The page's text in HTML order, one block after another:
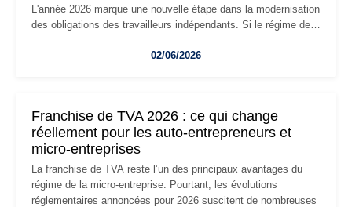
L'année 2026 marque une nouvelle étape dans la modernisation
des obligations des travailleurs indépendants. Si le régime de
les auto-entrepreneurs devront s'adapter à un environnement
02/06/2026
Franchise de TVA 2026 : ce qui change
réellement pour les auto-entrepreneurs et
micro-entreprises
La franchise de TVA reste l’un des principaux avantages du
régime de la micro-entreprise. Pourtant, les évolutions
réglementaires annoncées pour 2026 suscitent de nombreuses